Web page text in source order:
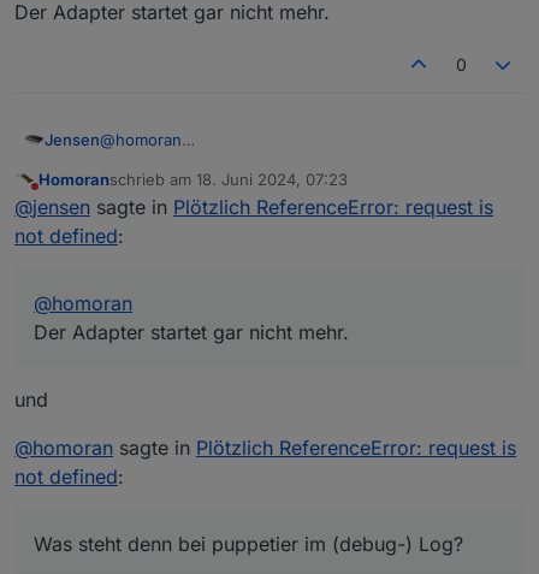
funktioniert?
Was steht denn bei puppetier im (debug-) Log?
Der Adapter startet gar nicht mehr.
0
Jensen@homoran
Nicht stören
Homoranschrieb am 18. Juni 2024, 07:23
zuletzt editiert von
@jensen sagte in Plötzlich ReferenceError: request is
not defined:
@homoran
Der Adapter startet gar nicht mehr.
und
@homoran sagte in Plötzlich ReferenceError: request is
not defined:
Was steht denn bei puppetier im (debug-) Log?